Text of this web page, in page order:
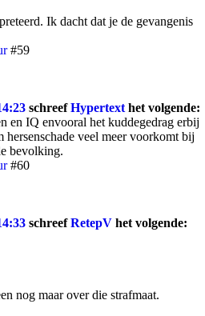
Ik dacht dat je de gevangenis
#59
schreefHypertext het volgende:
en IQ envooral het kuddegedrag erbij
veel meer voorkomt bij
bevolking.
#60
schreefRetepV het volgende:
nog maar over die strafmaat.